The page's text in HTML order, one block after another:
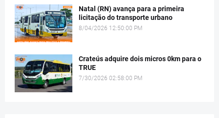
Natal (RN) avança para a primeira
licitação do transporte urbano
8/04/2026 12:50:00 PM
Crateús adquire dois micros 0km para o
TRUE
7/30/2026 02:58:00 PM